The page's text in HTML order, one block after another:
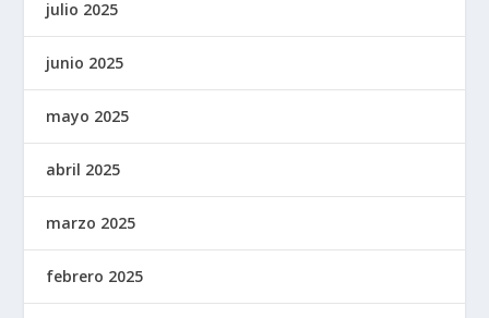
julio 2025
junio 2025
mayo 2025
abril 2025
marzo 2025
febrero 2025